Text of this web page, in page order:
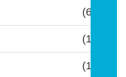
(6)
(1)
(1)